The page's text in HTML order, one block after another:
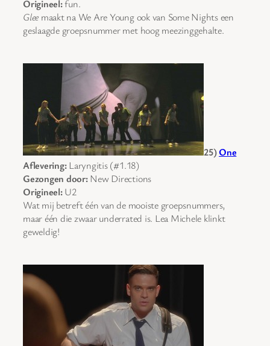
Origineel:fun.
Glee maakt na We Are Young ook van Some Nights een
geslaagde groepsnummer met hoog meezinggehalte.
25)One
Aflevering:Laryngitis (#1.18)
Gezongen door:New Directions
Origineel:U2
Wat mij betreft één van de mooiste groepsnummers,
maar één die zwaar underrated is. Lea Michele klinkt
geweldig!